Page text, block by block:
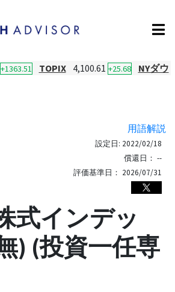
+1363.51 TOPIX 4,100.61 +25.68 NYダウ
用語解説
設定日: 2022/02/18
償還日： --
評価基準日： 2026/07/31
式インデッ
) (投資一任専